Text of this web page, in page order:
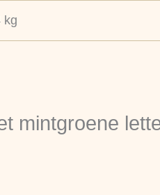
kg
mintgroene